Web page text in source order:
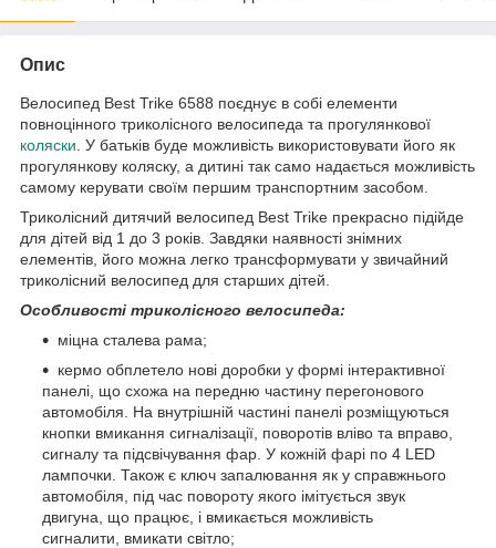
Опис
Велосипед Best Trike 6588 поєднує в собі елементи
повноцінного триколісного велосипеда та прогулянкової
коляски . У батьків буде можливість використовувати його як
прогулянкову коляску, а дитині так само надається можливість
самому керувати своїм першим транспортним засобом.
Триколісний дитячий велосипед Best Trike прекрасно підійде
для дітей від 1 до 3 років. Завдяки наявності знімних
елементів, його можна легко трансформувати у звичайний
триколісний велосипед для старших дітей.
Особливості триколісного велосипеда:
міцна сталева рама;
кермо обплетело нові доробки у формі інтерактивної
панелі, що схожа на передню частину перегонового
автомобіля. На внутрішній частині панелі розміщуються
кнопки вмикання сигналізації, поворотів вліво та вправо,
сигналу та підсвічування фар. У кожній фарі по 4 LED
лампочки. Також є ключ запалювання як у справжнього
автомобіля, під час повороту якого імітується звук
двигуна, що працює, і вмикається можливість
сигналити, вмикати світло;